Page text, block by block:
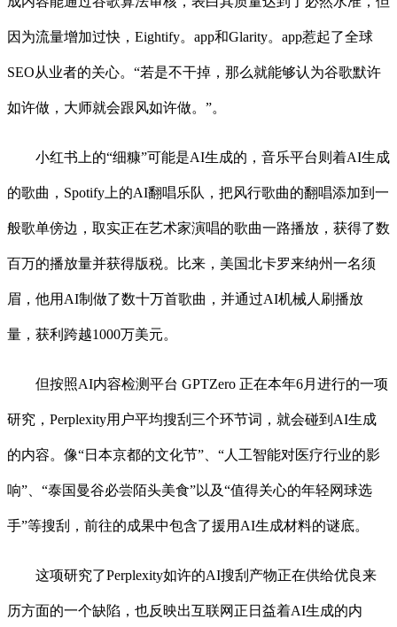
因为流量增加过快，Eightify。app和Glarity。app惹起了全球
SEO从业者的关心。“若是不干掉，那么就能够认为谷歌默许
如许做，大师就会跟风如许做。”。
小红书上的“细糠”可能是AI生成的，音乐平台则着AI生成
的歌曲，Spotify上的AI翻唱乐队，把风行歌曲的翻唱添加到一
般歌单傍边，取实正在艺术家演唱的歌曲一路播放，获得了数
百万的播放量并获得版税。比来，美国北卡罗来纳州一名须
眉，他用AI制做了数十万首歌曲，并通过AI机械人刷播放
量，获利跨越1000万美元。
但按照AI内容检测平台 GPTZero 正在本年6月进行的一项
研究，Perplexity用户平均搜刮三个环节词，就会碰到AI生成
的内容。像“日本京都的文化节”、“人工智能对医疗行业的影
响”、“泰国曼谷必尝陌头美食”以及“值得关心的年轻网球选
手”等搜刮，前往的成果中包含了援用AI生成材料的谜底。
这项研究了Perplexity如许的AI搜刮产物正在供给优良来
历方面的一个缺陷，也反映出互联网正日益着AI生成的内